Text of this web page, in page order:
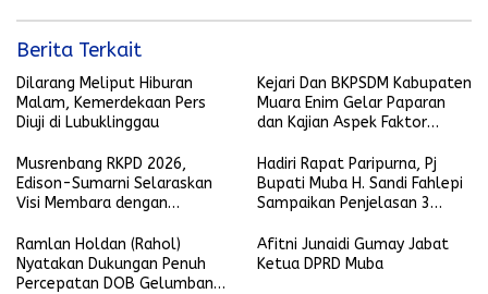
Berita Terkait
Dilarang Meliput Hiburan
Malam, Kemerdekaan Pers
Diuji di Lubuklinggau
Kejari Dan BKPSDM Kabupaten
Muara Enim Gelar Paparan
dan Kajian Aspek Faktor
Musrenbang RKPD 2026,
Edison-Sumarni Selaraskan
Visi Membara dengan
Hadiri Rapat Paripurna, Pj
Bupati Muba H. Sandi Fahlepi
Sampaikan Penjelasan 3
Muba
Ramlan Holdan (Rahol)
Nyatakan Dukungan Penuh
Percepatan DOB Gelumbang
Afitni Junaidi Gumay Jabat
Ketua DPRD Muba